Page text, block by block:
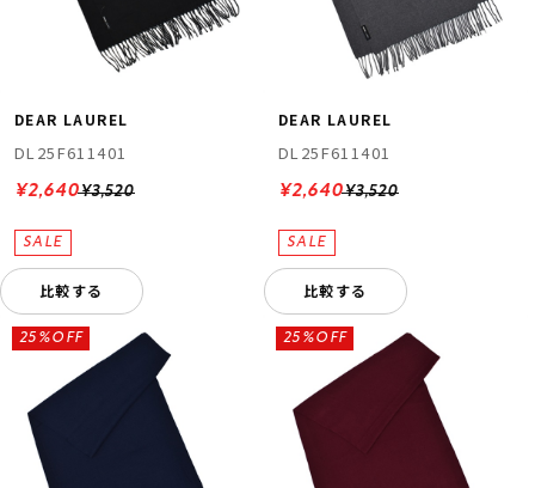
DEAR LAUREL
DL25F611401
¥3,520
¥2,640
比較する
DEAR LAUREL
DL25F611401
¥3,520
¥2,640
比較する
25%OFF 25%OFF